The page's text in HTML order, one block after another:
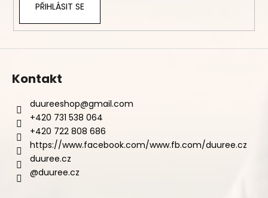
PŘIHLÁSIT SE
Kontakt
duureeshop@gmail.com
+420 731 538 064
+420 722 808 686
https://www.facebook.com/www.fb.com/duuree.cz
duuree.cz
@duuree.cz